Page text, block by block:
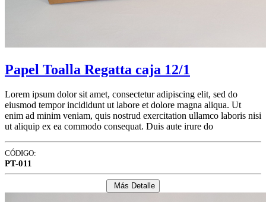
Papel Toalla Regatta caja 12/1
Lorem ipsum dolor sit amet, consectetur adipiscing elit, sed do
eiusmod tempor incididunt ut labore et dolore magna aliqua. Ut
enim ad minim veniam, quis nostrud exercitation ullamco laboris nisi
ut aliquip ex ea commodo consequat. Duis aute irure do
CÓDIGO:
PT-011
Más Detalle